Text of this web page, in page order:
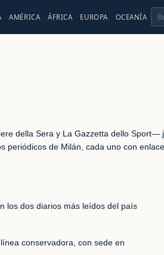
AMÉRICA ÁFRICA EUROPA OCEANÍA
della Sera y La Gazzetta dello Sport—
periódicos de Milán, cada uno con
los dos diarios más leídos del país
conservadora, con sede en